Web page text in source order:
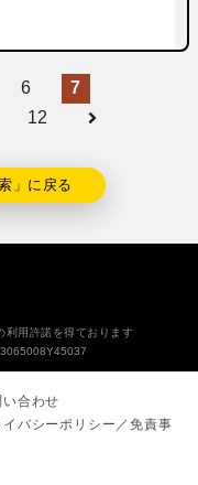
6
7
12
」に戻る
利用許諾を得ております
い合わせ
イバシーポリシー／免責事